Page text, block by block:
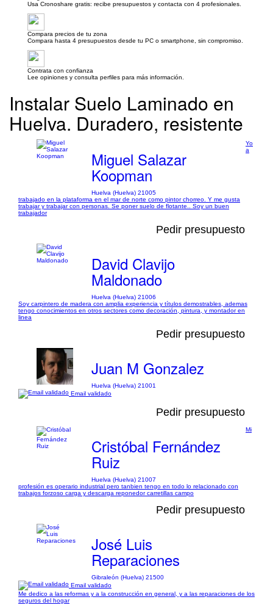
Usa Cronoshare gratis: recibe presupuestos y contacta con 4 profesionales.
Compara precios de tu zona
Compara hasta 4 presupuestos desde tu PC o smartphone, sin compromiso.
Contrata con confianza
Lee opiniones y consulta perfiles para más información.
Instalar Suelo Laminado en
Huelva. Duradero, resistente
Miguel Salazar
Koopman
Huelva (Huelva) 21005
Yo
a
trabajado en la plataforma en el mar de norte como pintor chorreo. Y me gusta
trabajar y trabajar con personas. Se poner suelo de flotante.. Soy un buen
trabajador
Pedir presupuesto
David Clavijo
Maldonado
Huelva (Huelva) 21006
Soy carpintero de madera con amplia experiencia y títulos demostrables, ademas
tengo conocimientos en otros sectores como decoración, pintura, y montador en
linea
Pedir presupuesto
Juan M Gonzalez
Huelva (Huelva) 21001
Email validado
Pedir presupuesto
Cristóbal Fernández
Ruiz
Huelva (Huelva) 21007
Mi
profesión es operario industrial pero tanbien tengo en todo lo relacionado con
trabajos forzoso carga y descarga reponedor carretillas campo
Pedir presupuesto
José Luis
Reparaciones
Gibraleón (Huelva) 21500
Email validado
Me dedico a las reformas y a la construcción en general, y a las reparaciones de los
seguros del hogar